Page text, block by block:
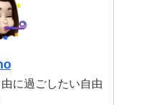
に過ごしたい自由